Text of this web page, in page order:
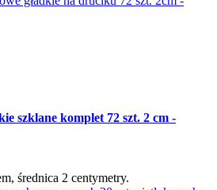
szklane komplet 72 szt. 2 cm -
średnica 2 centymetry.